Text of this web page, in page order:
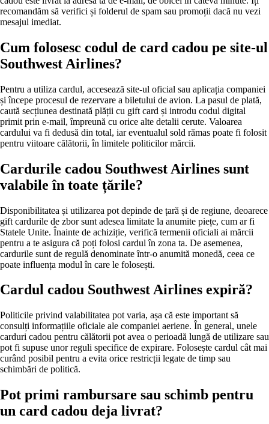
recomandăm să verifici și folderul de spam sau promoții dacă nu vezi
mesajul imediat.
Cum folosesc codul de card cadou pe site-ul
Southwest Airlines?
Pentru a utiliza cardul, accesează site-ul oficial sau aplicația companiei
și începe procesul de rezervare a biletului de avion. La pasul de plată,
caută secțiunea destinată plății cu gift card și introdu codul digital
primit prin e-mail, împreună cu orice alte detalii cerute. Valoarea
cardului va fi dedusă din total, iar eventualul sold rămas poate fi folosit
pentru viitoare călătorii, în limitele politicilor mărcii.
Cardurile cadou Southwest Airlines sunt
valabile în toate țările?
Disponibilitatea și utilizarea pot depinde de țară și de regiune, deoarece
gift cardurile de zbor sunt adesea limitate la anumite piețe, cum ar fi
Statele Unite. Înainte de achiziție, verifică termenii oficiali ai mărcii
pentru a te asigura că poți folosi cardul în zona ta. De asemenea,
cardurile sunt de regulă denominate într-o anumită monedă, ceea ce
poate influența modul în care le folosești.
Cardul cadou Southwest Airlines expiră?
Politicile privind valabilitatea pot varia, așa că este important să
consulți informațiile oficiale ale companiei aeriene. În general, unele
carduri cadou pentru călătorii pot avea o perioadă lungă de utilizare sau
pot fi supuse unor reguli specifice de expirare. Folosește cardul cât mai
curând posibil pentru a evita orice restricții legate de timp sau
schimbări de politică.
Pot primi rambursare sau schimb pentru
un card cadou deja livrat?